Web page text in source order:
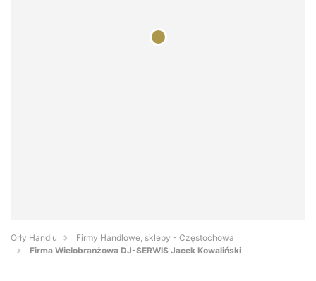
Orły Handlu
Firmy Handlowe, sklepy - Częstochowa
Firma Wielobranżowa DJ-SERWIS Jacek Kowaliński